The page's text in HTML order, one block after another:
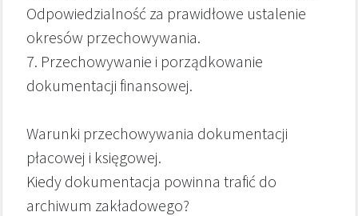
Odpowiedzialność za prawidłowe ustalenie
okresów przechowywania.
7. Przechowywanie i porządkowanie
dokumentacji finansowej.
Warunki przechowywania dokumentacji
płacowej i księgowej.
Kiedy dokumentacja powinna trafić do
archiwum zakładowego?